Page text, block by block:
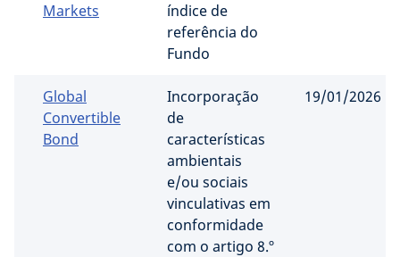
Markets
índice de
referência do
Fundo
Global
Convertible
Bond
Incorporação
de
características
ambientais
e/ou sociais
vinculativas em
conformidade
com o artigo 8.º
19/01/2026